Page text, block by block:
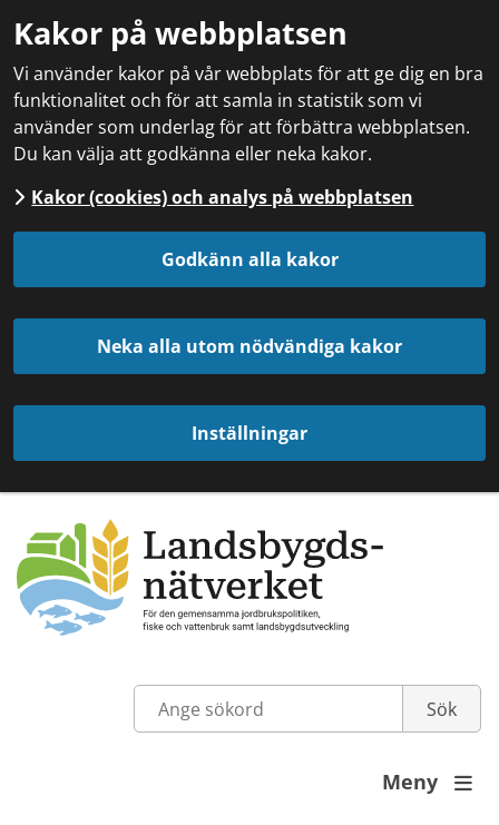
Kakor på webbplatsen
Vi använder kakor på vår webbplats för att ge dig en bra
funktionalitet och för att samla in statistik som vi
använder som underlag för att förbättra webbplatsen.
Du kan välja att godkänna eller neka kakor.
Kakor (cookies) och analys på webbplatsen
Godkänn alla kakor
Neka alla utom nödvändiga kakor
Inställningar
Meny 